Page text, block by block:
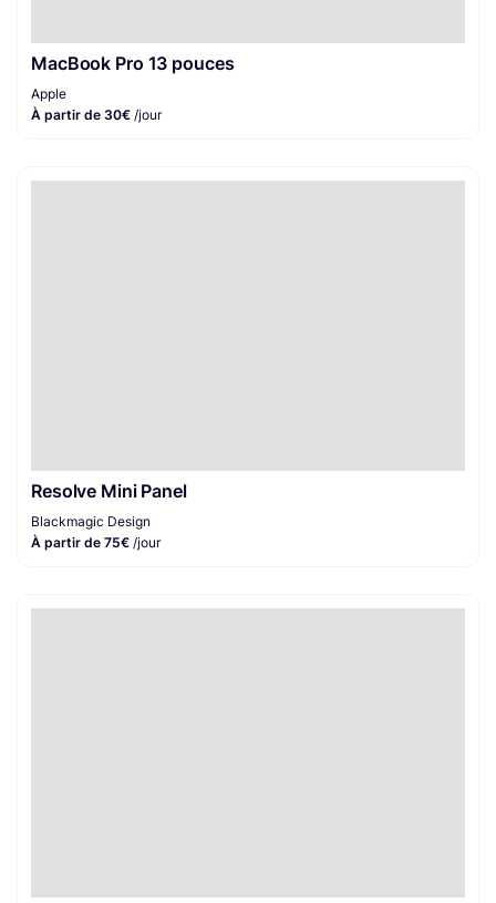
MacBook Pro 13 pouces
Apple
À partir de 30€ /jour
Resolve Mini Panel
Blackmagic Design
À partir de 75€ /jour